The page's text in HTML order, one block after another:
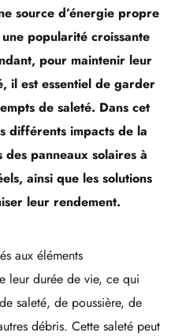
source d’énergie propre
popularité croissante
pour maintenir leur
il est essentiel de garder
de saleté. Dans cet
différents impacts de la
panneaux solaires à
ainsi que les solutions
leur rendement.
aux éléments
leur durée de vie, ce qui
saleté, de poussière, de
débris. Cette saleté peut